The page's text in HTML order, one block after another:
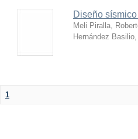
Diseño
Meli Piralla,
Hernández
1